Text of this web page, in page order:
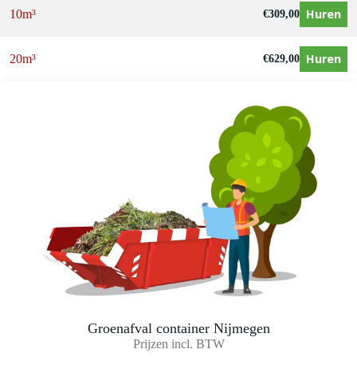
10m³ €309,00 Huren
20m³ €629,00 Huren
Groenafval container Nijmegen
Prijzen incl. BTW